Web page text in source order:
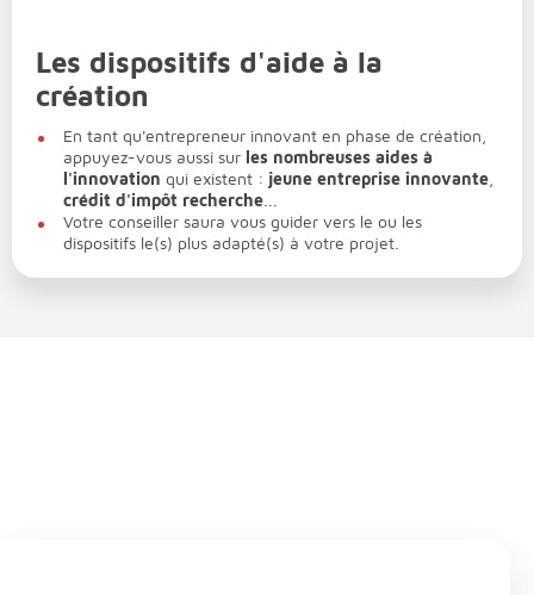
Les dispositifs d'aide à la
création
En tant qu'entrepreneur innovant en phase de création,
appuyez-vous aussi sur les nombreuses aides à
l'innovation qui existent : jeune entreprise innovante
crédit d'impôt recherche
Votre conseiller saura vous guider vers le ou les
dispositifs le(s) plus adapté(s) à votre projet.